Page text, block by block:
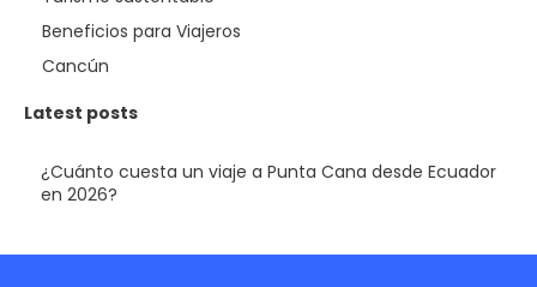
Beneficios para Viajeros
Cancún
Latest posts
¿Cuánto cuesta un viaje a Punta Cana desde Ecuador
en 2026?